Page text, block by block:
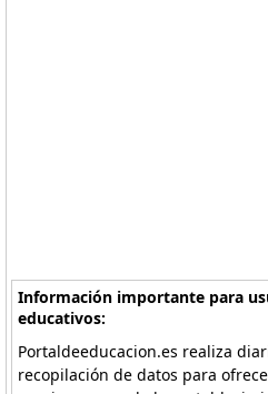
Información importante para
educativos:
Portaldeeducacion.es realiza
recopilación de datos para